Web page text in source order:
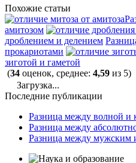
Похожие статьи
амитозом
дроблением и делением
прокариотами
зиготой и гаметой
(34 оценок, среднее: 4,59 из 5)
Загрузка...
Последние публикации
Разница между волной и
Разница между
Разница между мужским